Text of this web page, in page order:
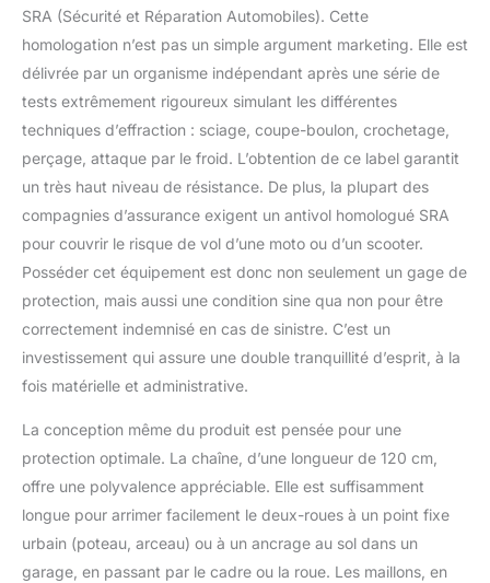
SRA (Sécurité et Réparation Automobiles). Cette
homologation n’est pas un simple argument marketing. Elle est
délivrée par un organisme indépendant après une série de
tests extrêmement rigoureux simulant les différentes
techniques d’effraction : sciage, coupe-boulon, crochetage,
perçage, attaque par le froid. L’obtention de ce label garantit
un très haut niveau de résistance. De plus, la plupart des
compagnies d’assurance exigent un antivol homologué SRA
pour couvrir le risque de vol d’une moto ou d’un scooter.
Posséder cet équipement est donc non seulement un gage de
protection, mais aussi une condition sine qua non pour être
correctement indemnisé en cas de sinistre. C’est un
investissement qui assure une double tranquillité d’esprit, à la
fois matérielle et administrative.
La conception même du produit est pensée pour une
protection optimale. La chaîne, d’une longueur de 120 cm,
offre une polyvalence appréciable. Elle est suffisamment
longue pour arrimer facilement le deux-roues à un point fixe
urbain (poteau, arceau) ou à un ancrage au sol dans un
garage, en passant par le cadre ou la roue. Les maillons, en